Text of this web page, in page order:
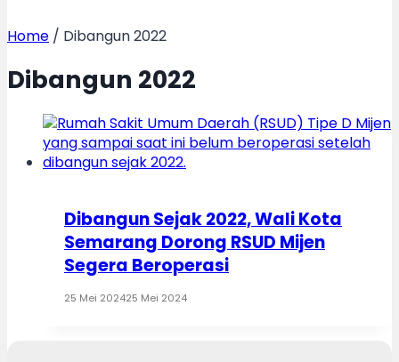
Home / Dibangun 2022
Dibangun 2022
Dibangun Sejak 2022, Wali Kota
Semarang Dorong RSUD Mijen
Segera Beroperasi
25 Mei 202425 Mei 2024